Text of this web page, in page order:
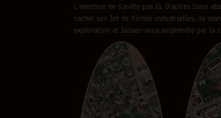
L’aventure ne s’arrête pas là. D’autres lieux
cacher son lot de friches industrielles, de
exploration et laissez-vous surprendre par la